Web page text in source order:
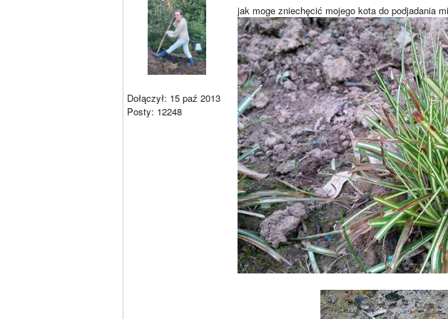
Dołączył: 15 paź 2013
Posty: 12248
jak moge zniechęcić mojego kota do podjadania